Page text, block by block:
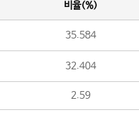
비율(%)
35.584
32.404
2.59